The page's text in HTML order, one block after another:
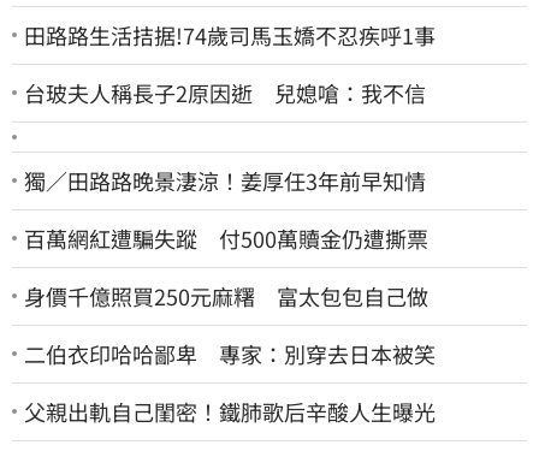
田路路生活拮据!74歲司馬玉嬌不忍疾呼1事
台玻夫人稱長子2原因逝 兒媳嗆：我不信
獨／田路路晚景淒涼！姜厚任3年前早知情
百萬網紅遭騙失蹤 付500萬贖金仍遭撕票
身價千億照買250元麻糬 富太包包自己做
二伯衣印哈哈鄙卑 專家：別穿去日本被笑
父親出軌自己閨密！鐵肺歌后辛酸人生曝光